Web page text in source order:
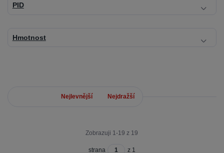
PID
Hmotnost
Nejlevnější Nejdražší
Zobrazuji 1-19 z 19
strana z 1